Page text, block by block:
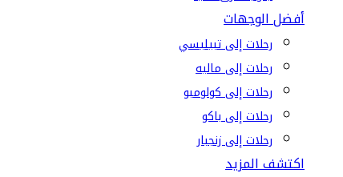
أفضل الوجهات
رحلات إلى تبيليسي
رحلات إلى ماليه
رحلات إلى كولومبو
رحلات إلى باكو
رحلات إلى زنجبار
اكتشف المزيد